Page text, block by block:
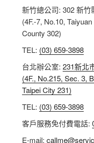
新竹總公司: 302 新
(4F.-7, No.10,
County 302)
TEL: (03) 659-3898
台北辦公室: 231新北
(4F., No.215, Sec. 3,
Taipei City 231)
TEL: (03) 659-3898
客戶服務免付費電話:
E-mail: